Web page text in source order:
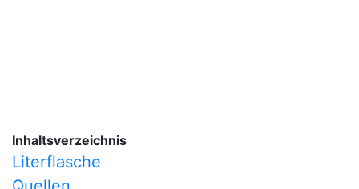
Inhaltsverzeichnis
Literflasche